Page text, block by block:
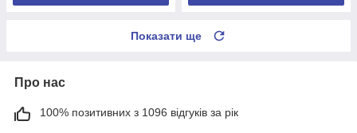
Показати ще
Про нас
100% позитивних з 1096 відгуків за рік